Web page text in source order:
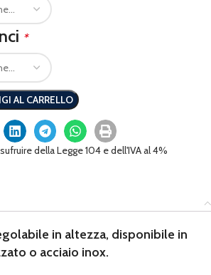
*
AL CARRELLO
della Legge 104 e dell'IVA al 4%
in altezza, disponibile in
o acciaio inox.